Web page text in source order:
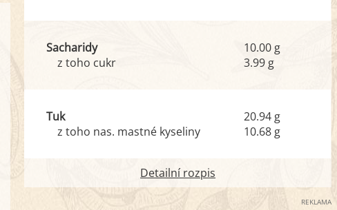
Sacharidy
z toho cukr
10.00 g
3.99 g
Tuk
z toho nas. mastné kyseliny
20.94 g
10.68 g
Detailní rozpis
REKLAMA